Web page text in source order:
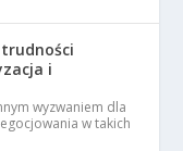
i
wyzwaniem dla
w takich